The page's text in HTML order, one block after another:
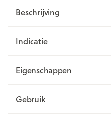
Beschrijving
Indicatie
Eigenschappen
Gebruik